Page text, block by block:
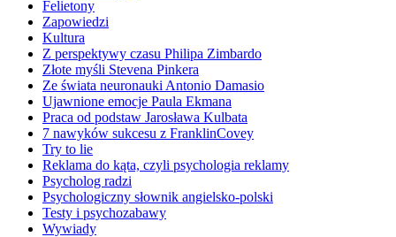
Felietony
Zapowiedzi
Kultura
Z perspektywy czasu Philipa Zimbardo
Złote myśli Stevena Pinkera
Ze świata neuronauki Antonio Damasio
Ujawnione emocje Paula Ekmana
Praca od podstaw Jarosława Kulbata
7 nawyków sukcesu z FranklinCovey
Try to lie
Reklama do kąta, czyli psychologia reklamy
Psycholog radzi
Psychologiczny słownik angielsko-polski
Testy i psychozabawy
Wywiady